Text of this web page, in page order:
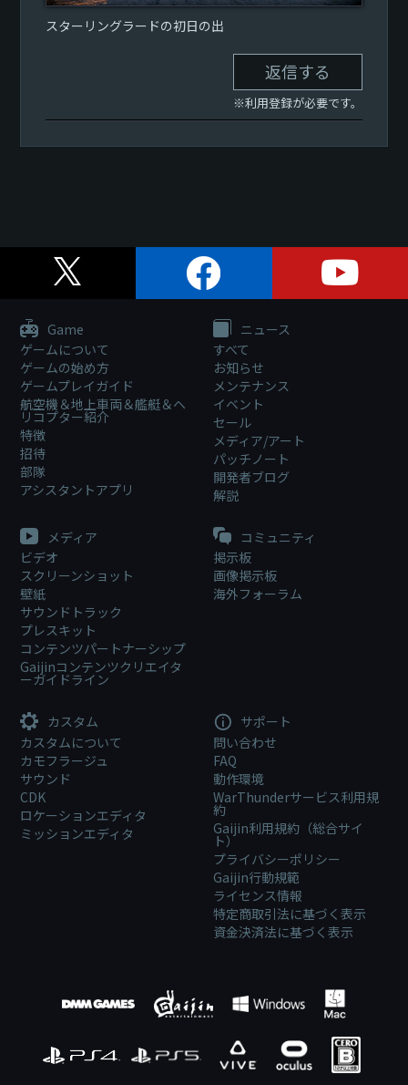
スターリングラードの初日の出
返信する
※利用登録が必要です。
Game
ゲームについて
ゲームの始め方
ゲームプレイガイド
航空機＆地上車両＆艦艇＆ヘ
リコプター紹介
特徴
招待
部隊
アシスタントアプリ
ニュース
すべて
お知らせ
メンテナンス
イベント
セール
メディア/アート
パッチノート
開発者ブログ
解説
メディア
ビデオ
スクリーンショット
壁紙
サウンドトラック
プレスキット
コンテンツパートナーシップ
Gaijinコンテンツクリエイタ
ーガイドライン
コミュニティ
掲示板
画像掲示板
海外フォーラム
カスタム
カスタムについて
カモフラージュ
サウンド
CDK
ロケーションエディタ
ミッションエディタ
サポート
問い合わせ
FAQ
動作環境
WarThunderサービス利用規
約
Gaijin利用規約（総合サイ
ト）
プライバシーポリシー
Gaijin行動規範
ライセンス情報
特定商取引法に基づく表示
資金決済法に基づく表示